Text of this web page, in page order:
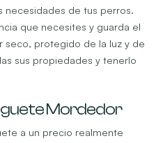
necesidades de tus perros.
que necesites y guarda el
seco, protegido de la luz y de
sus propiedades y tenerlo
Mordedor
a un precio realmente